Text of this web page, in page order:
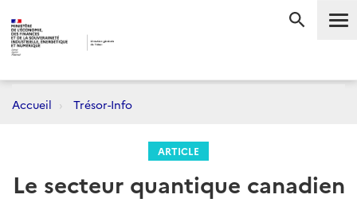
Accueil Trésor-Info
ARTICLE
Le secteur quantique canadien